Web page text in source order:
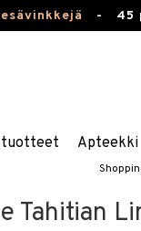
- 45
Apteekki
Tahitian